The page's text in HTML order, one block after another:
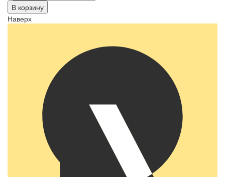
В корзину
Наверх